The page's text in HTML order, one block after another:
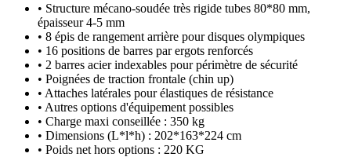
• Structure mécano-soudée très rigide tubes 80*80 mm,
épaisseur 4-5 mm
• 8 épis de rangement arrière pour disques olympiques
• 16 positions de barres par ergots renforcés
• 2 barres acier indexables pour périmètre de sécurité
• Poignées de traction frontale (chin up)
• Attaches latérales pour élastiques de résistance
• Autres options d'équipement possibles
• Charge maxi conseillée : 350 kg
• Dimensions (L*l*h) : 202*163*224 cm
• Poids net hors options : 220 KG